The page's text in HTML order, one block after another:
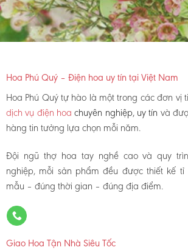
Hoa Phú Quý – Điện hoa uy tín tại Việt Nam
Hoa Phú Quý tự hào là một trong các đơn vị
dịch vụ điện hoachuyên nghiệp, uy tín và
hàng tin tưởng lựa chọn mỗi năm.
Đội ngũ thợ hoa tay nghề cao và quy
nghiệp, mỗi sản phẩm đều được thiết kế
mẫu – đúng thời gian – đúng địa điểm.
Giao Hoa Tận Nhà Siêu Tốc